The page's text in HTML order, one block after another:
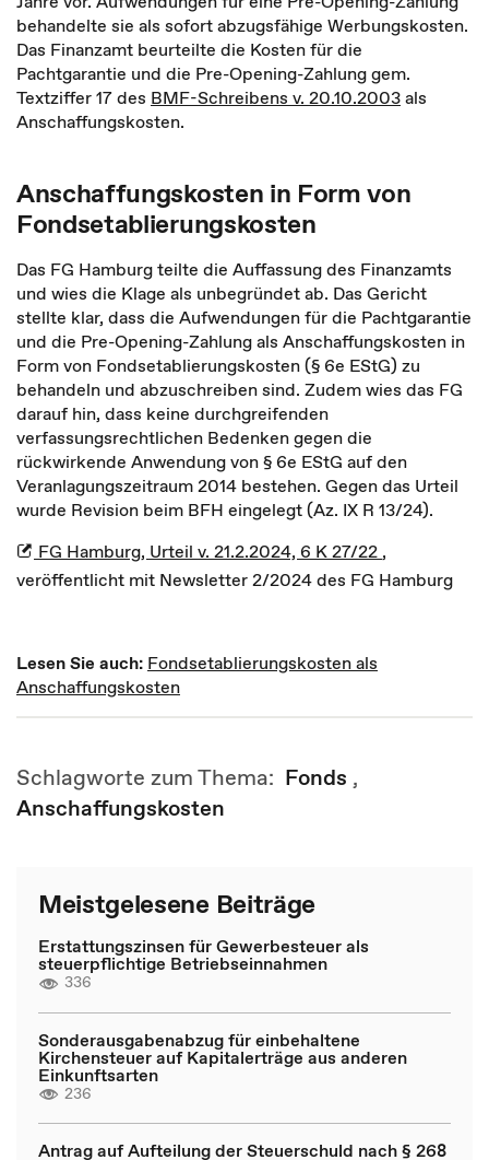
behandelte sie als sofort abzugsfähige Werbungskosten.
Das Finanzamt beurteilte die Kosten für die
Pachtgarantie und die Pre-Opening-Zahlung gem.
Textziffer 17 des BMF-Schreibens v. 20.10.2003als
Anschaffungskosten.
Anschaffungskosten in Form von
Fondsetablierungskosten
Das FG Hamburg teilte die Auffassung des Finanzamts
und wies die Klage als unbegründet ab. Das Gericht
stellte klar, dass die Aufwendungen für die Pachtgarantie
und die Pre-Opening-Zahlung als Anschaffungskosten in
Form von Fondsetablierungskosten (§ 6e EStG) zu
behandeln und abzuschreiben sind. Zudem wies das FG
darauf hin, dass keine durchgreifenden
verfassungsrechtlichen Bedenken gegen die
rückwirkende Anwendung von § 6e EStG auf den
Veranlagungszeitraum 2014 bestehen. Gegen das Urteil
wurde Revision beim BFH eingelegt (Az. IX R 13/24).
FG Hamburg, Urteil v. 21.2.2024, 6 K 27/22 ,
veröffentlicht mit Newsletter 2/2024 des FG Hamburg
Lesen Sie auch: Fondsetablierungskosten als
Anschaffungskosten
Schlagworte zum Thema: Fonds ,
Anschaffungskosten
Meistgelesene Beiträge
Erstattungszinsen für Gewerbesteuer als
steuerpflichtige Betriebseinnahmen
336
Sonderausgabenabzug für einbehaltene
Kirchensteuer auf Kapitalerträge aus anderen
Einkunftsarten
236
Antrag auf Aufteilung der Steuerschuld nach § 268